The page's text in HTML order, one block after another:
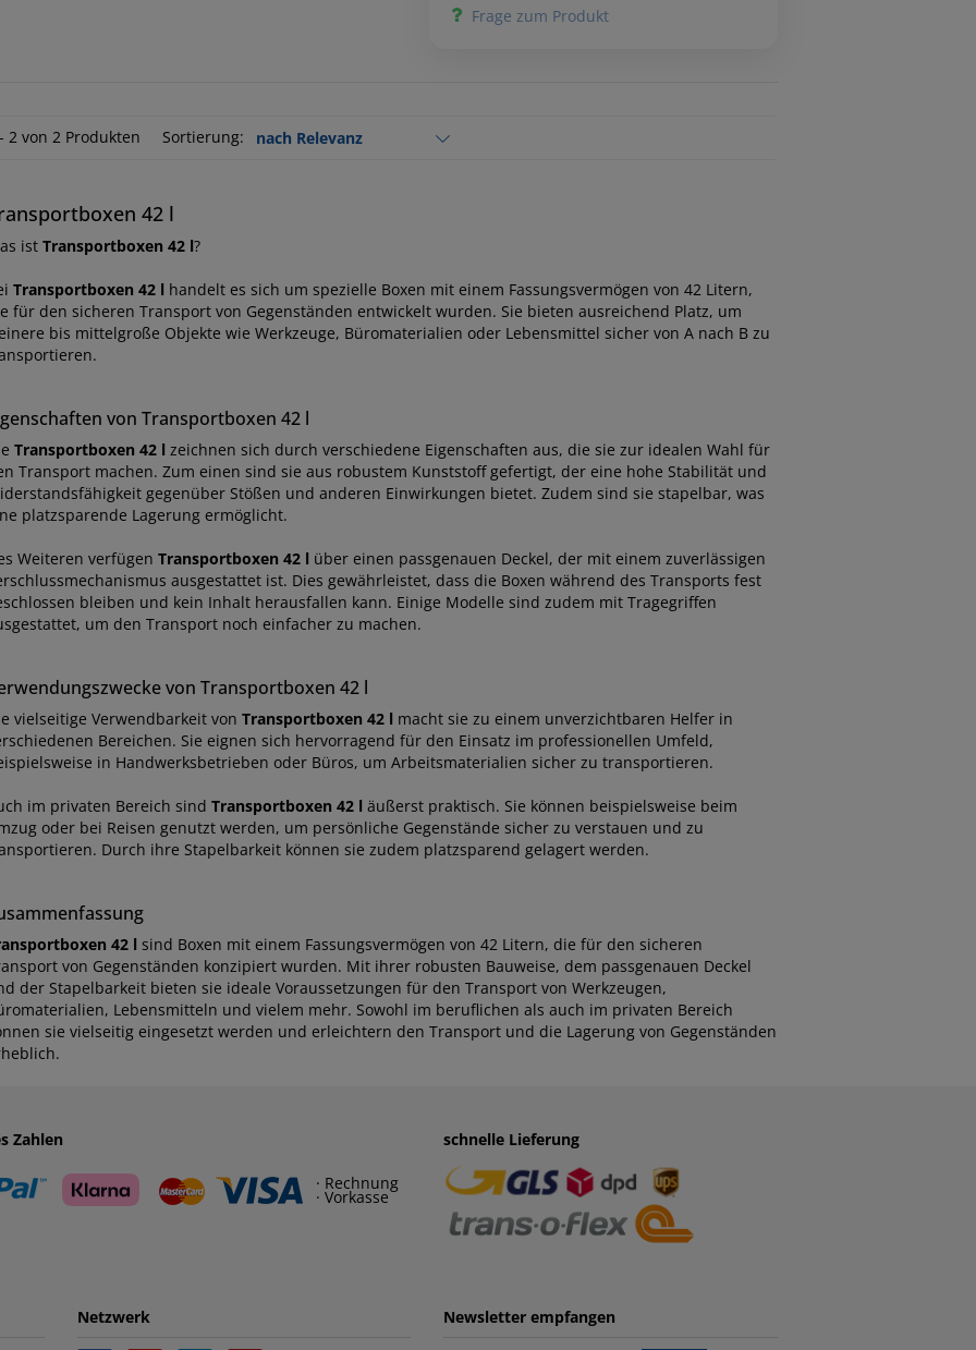
Frage zum Produkt
2 von 2 Produkten Sortierung:
42 l
ist Transportboxen 42 l?
Transportboxen 42 l handelt es sich um spezielle Boxen mit einem Fassungsvermögen von 42 Litern,
für den sicheren Transport von Gegenständen entwickelt wurden. Sie bieten ausreichend Platz, um
bis mittelgroße Objekte wie Werkzeuge, Büromaterialien oder Lebensmittel sicher von A nach B zu
von Transportboxen 42 l
Transportboxen 42 l zeichnen sich durch verschiedene Eigenschaften aus, die sie zur idealen Wahl für
Transport machen. Zum einen sind sie aus robustem Kunststoff gefertigt, der eine hohe Stabilität und
gegenüber Stößen und anderen Einwirkungen bietet. Zudem sind sie stapelbar, was
platzsparende Lagerung ermöglicht.
Weiteren verfügen Transportboxen 42 l über einen passgenauen Deckel, der mit einem zuverlässigen
ausgestattet ist. Dies gewährleistet, dass die Boxen während des Transports fest
bleiben und kein Inhalt herausfallen kann. Einige Modelle sind zudem mit Tragegriffen
um den Transport noch einfacher zu machen.
von Transportboxen 42 l
vielseitige Verwendbarkeit von Transportboxen 42 l macht sie zu einem unverzichtbaren Helfer in
Bereichen. Sie eignen sich hervorragend für den Einsatz im professionellen Umfeld,
in Handwerksbetrieben oder Büros, um Arbeitsmaterialien sicher zu transportieren.
im privaten Bereich sind Transportboxen 42 l äußerst praktisch. Sie können beispielsweise beim
oder bei Reisen genutzt werden, um persönliche Gegenstände sicher zu verstauen und zu
Durch ihre Stapelbarkeit können sie zudem platzsparend gelagert werden.
42 l sind Boxen mit einem Fassungsvermögen von 42 Litern, die für den sicheren
von Gegenständen konzipiert wurden. Mit ihrer robusten Bauweise, dem passgenauen Deckel
der Stapelbarkeit bieten sie ideale Voraussetzungen für den Transport von Werkzeugen,
Lebensmitteln und vielem mehr. Sowohl im beruflichen als auch im privaten Bereich
sie vielseitig eingesetzt werden und erleichtern den Transport und die Lagerung von Gegenständen
Zahlen
· Rechnung
· Vorkasse
schnelle Lieferung
Netzwerk Newsletter empfangen